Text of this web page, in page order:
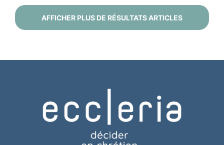
AFFICHER PLUS DE RÉSULTATS ARTICLES